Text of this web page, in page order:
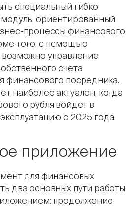
специальный гибко
ориентированный
процессы финансового
того, с помощью
управление
счета
финансового посредника.
наиболее актуален, когда
рубля войдет в
с 2025 года.
приложение
для финансовых
два основных пути работы
продолжение